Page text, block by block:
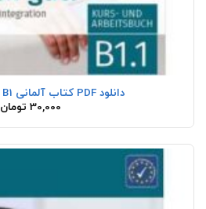
دانلود PDF کتاب آلمانی Einfach gut! B1
30,000 تومان